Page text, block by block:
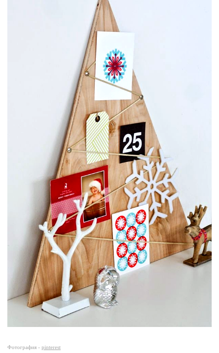
Фотография - pinterest